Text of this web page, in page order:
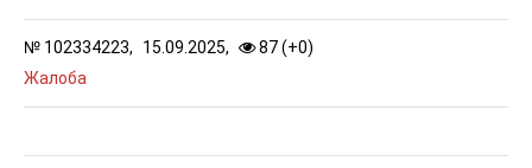
№ 102334223, 15.09.2025, 87 (+0)
Жалоба